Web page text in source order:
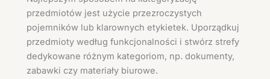
przedmiotów jest użycie przezroczystych
pojemników lub klarownych etykietek. Uporządkuj
przedmioty według funkcjonalności i stwórz strefy
dedykowane różnym kategoriom, np. dokumenty,
zabawki czy materiały biurowe.